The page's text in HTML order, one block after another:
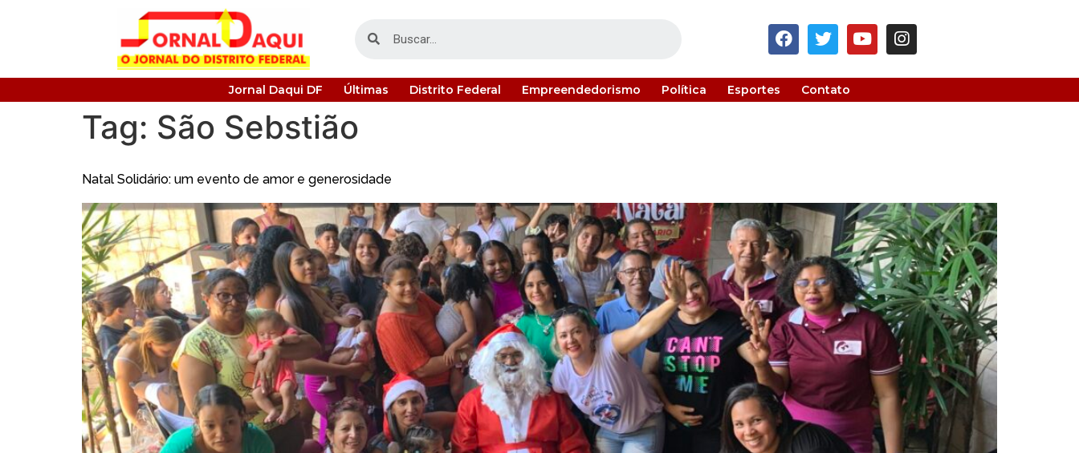
Jornal Daqui DF Últimas Distrito Federal Empreendedorismo Política Esportes Contato
Tag: São Sebstião
Natal Solidário: um evento de amor e generosidade